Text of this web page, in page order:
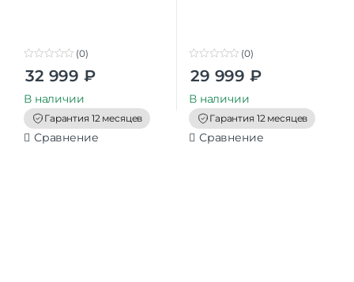
o
t
o
f
5
(0)
32 999 ₽
В наличии
Гарантия 12 месяцев
Сравнение
o
t
o
f
5
(0)
29 999 ₽
В наличии
Гарантия 12 месяцев
Сравнение